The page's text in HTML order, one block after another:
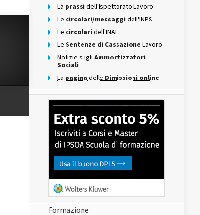
La prassi dell'Ispettorato Lavoro
Le circolari/messaggi dell'INPS
Le circolari dell'INAIL
Le Sentenze di Cassazione Lavoro
Notizie sugli Ammortizzatori
Sociali
La pagina delle Dimissioni online
Formazione